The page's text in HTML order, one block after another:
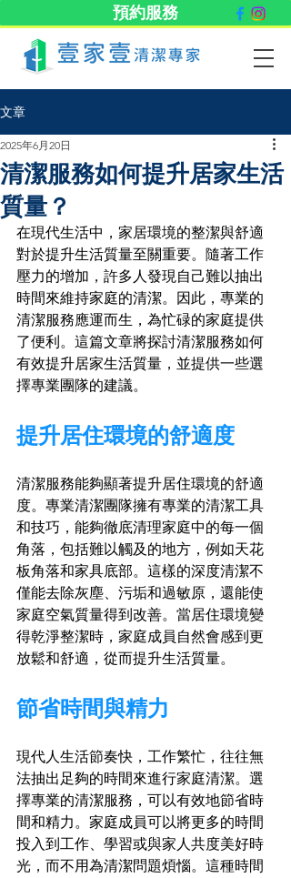
預約服務
文章
清潔服務如何提升居家生活
質量？
2025年6月20日
在現代生活中，家居環境的整潔與舒適
對於提升生活質量至關重要。隨著工作
壓力的增加，許多人發現自己難以抽出
時間來維持家庭的清潔。因此，專業的
清潔服務應運而生，為忙碌的家庭提供
了便利。這篇文章將探討清潔服務如何
有效提升居家生活質量，並提供一些選
擇專業團隊的建議。
提升居住環境的舒適度
清潔服務能夠顯著提升居住環境的舒適
度。專業清潔團隊擁有專業的清潔工具
和技巧，能夠徹底清理家庭中的每一個
角落，包括難以觸及的地方，例如天花
板角落和家具底部。這樣的深度清潔不
僅能去除灰塵、污垢和過敏原，還能使
家庭空氣質量得到改善。當居住環境變
得乾淨整潔時，家庭成員自然會感到更
放鬆和舒適，從而提升生活質量。
節省時間與精力
現代人生活節奏快，工作繁忙，往往無
法抽出足夠的時間來進行家庭清潔。選
擇專業的清潔服務，可以有效地節省時
間和精力。家庭成員可以將更多的時間
投入到工作、學習或與家人共度美好時
光，而不用為清潔問題煩惱。這種時間